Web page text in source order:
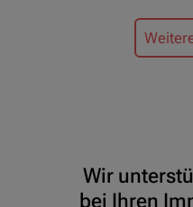
Wir
bei Ihren